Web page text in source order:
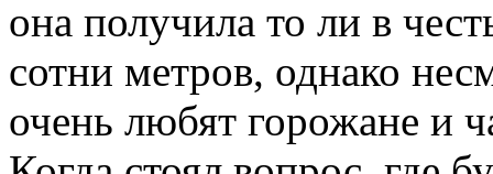
она получила то ли в
сотни метров, однако
очень любят горожане и